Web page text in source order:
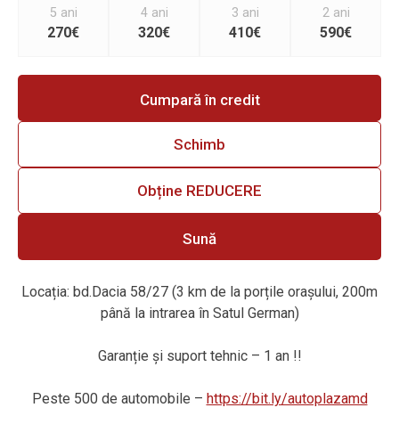
5 ani
270€
4 ani
320€
3 ani
410€
2 ani
590€
Cumpară în credit
Schimb
Obține REDUCERE
Sună
Locația: bd.Dacia 58/27 (3 km de la porțile orașului, 200m
până la intrarea în Satul German)
Garanție și suport tehnic – 1 an !!
Peste 500 de automobile – https://bit.ly/autoplazamd